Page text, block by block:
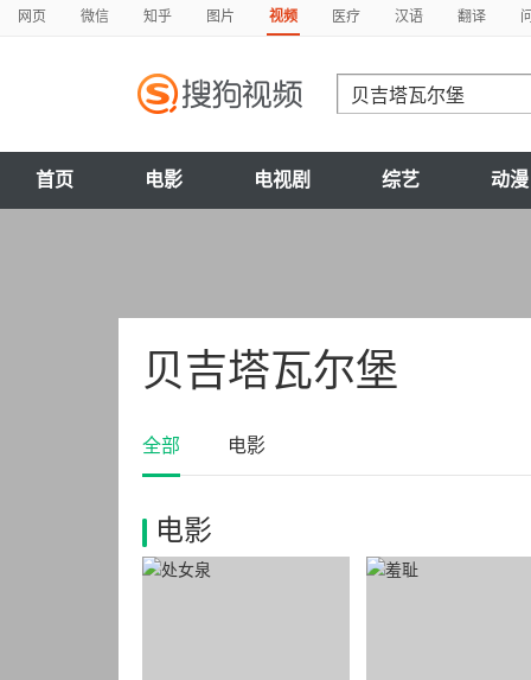
网页 微信 知乎 图片 视频 医疗 汉语 翻译
首页 电影 电视剧 综艺 动漫
贝吉塔瓦尔堡
全部 电影
电影